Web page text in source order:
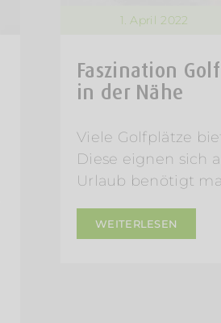
1. April 2022
Faszination
in der Nähe
Viele Golfplätze
Diese eignen sich
Urlaub benötigt
WEITERLESEN